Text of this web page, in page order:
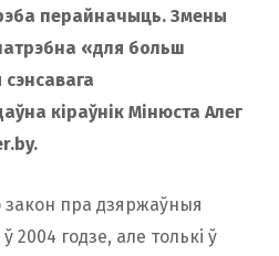
перайначыць. Змены
«для больш
кіраўнік Мінюста Алег
закон пра дзяржаўныя
годзе, але толькі ў